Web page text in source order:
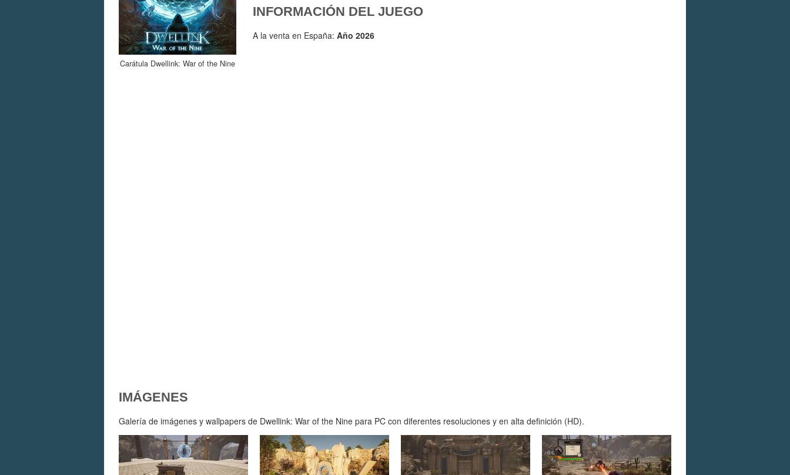
Carátula Dwellink: War of the Nine
INFORMACIÓN DEL JUEGO
A la venta en España: Año 2026
IMÁGENES
Galería de imágenes y wallpapers de Dwellink: War of the Nine para PC con diferentes resoluciones y en alta definición (HD).